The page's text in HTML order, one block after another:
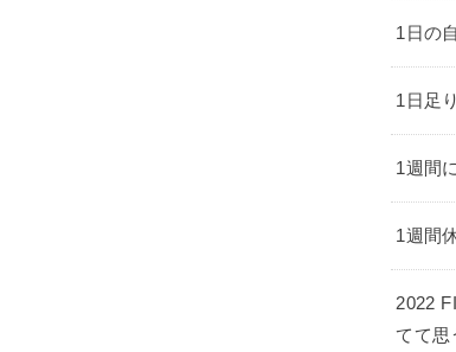
1日の
1日足
1週間
1週間
2022
てて思